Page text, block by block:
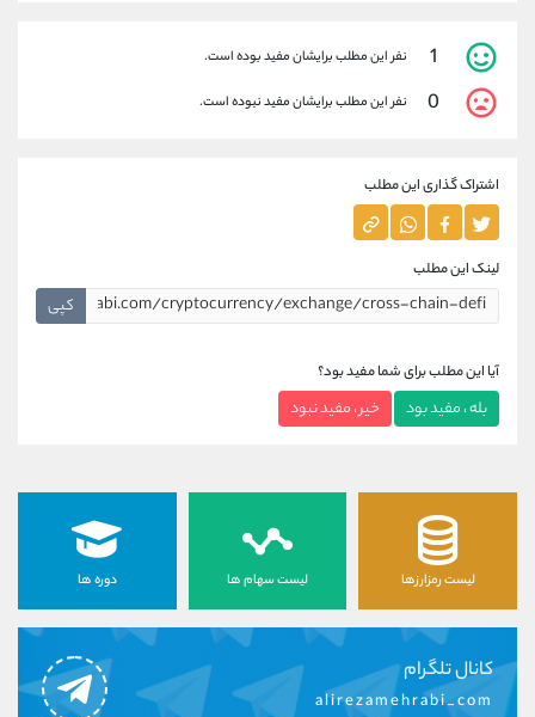
1 نفر این مطلب برایشان مفید بوده است.
0 نفر این مطلب برایشان مفید نبوده است.
اشتراک گذاری این مطلب
لینک این مطلب
کپی
آیا این مطلب برای شما مفید بود؟
بله ، مفید بود خیر ، مفید نبود
لیست رمزارزها لیست سهام ها دوره ها
کانال تلگرام
alirezamehrabi_com